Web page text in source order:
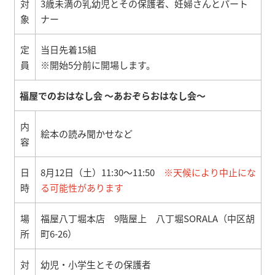
対
象
3歳未満の乳幼児とその保護者、妊婦さんとパート
ナー
定
員
当日先着15組
※開始5分前に開場します。
福屋でのおはなし会 ～あおぞらおはなし会～
内
容
絵本の読み聞かせなど
日
時
8月12日（土）11:30～11:50
※天候により中止にな
る可能性があります
場
所
福屋八丁堀本店 9階屋上 八丁堀SORALA（中区胡
町6-26）
対
幼児・小学生とその保護者